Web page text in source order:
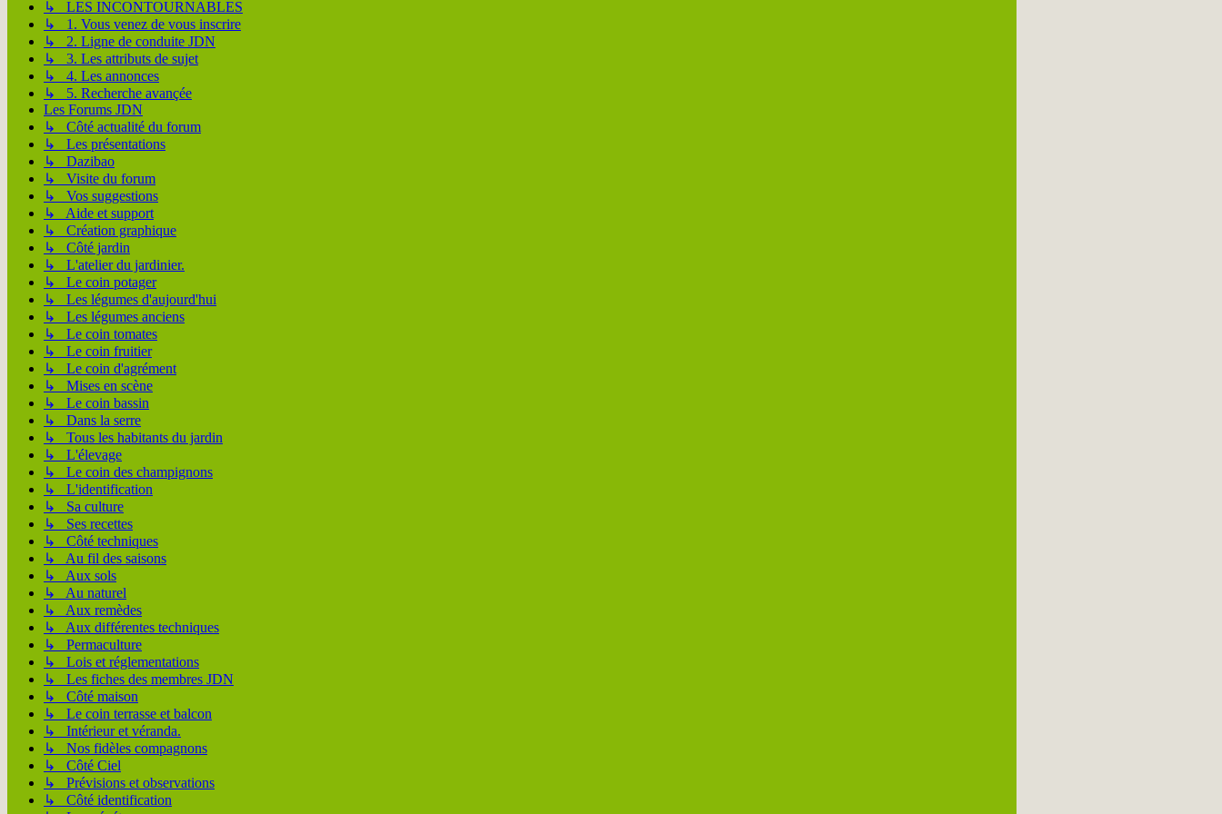
↳ LES INCONTOURNABLES
↳ 1. Vous venez de vous inscrire
↳ 2. Ligne de conduite JDN
↳ 3. Les attributs de sujet
↳ 4. Les annonces
↳ 5. Recherche avançée
Les Forums JDN
↳ Côté actualité du forum
↳ Les présentations
↳ Dazibao
↳ Visite du forum
↳ Vos suggestions
↳ Aide et support
↳ Création graphique
↳ Côté jardin
↳ L'atelier du jardinier.
↳ Le coin potager
↳ Les légumes d'aujourd'hui
↳ Les légumes anciens
↳ Le coin tomates
↳ Le coin fruitier
↳ Le coin d'agrément
↳ Mises en scène
↳ Le coin bassin
↳ Dans la serre
↳ Tous les habitants du jardin
↳ L'élevage
↳ Le coin des champignons
↳ L'identification
↳ Sa culture
↳ Ses recettes
↳ Côté techniques
↳ Au fil des saisons
↳ Aux sols
↳ Au naturel
↳ Aux remèdes
↳ Aux différentes techniques
↳ Permaculture
↳ Lois et réglementations
↳ Les fiches des membres JDN
↳ Côté maison
↳ Le coin terrasse et balcon
↳ Intérieur et véranda.
↳ Nos fidèles compagnons
↳ Côté Ciel
↳ Prévisions et observations
↳ Côté identification